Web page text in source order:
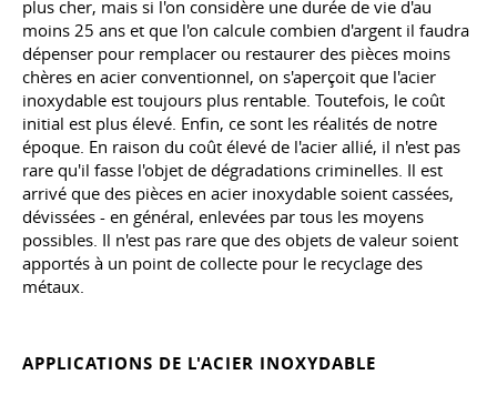
plus cher, mais si l'on considère une durée de vie d'au
moins 25 ans et que l'on calcule combien d'argent il faudra
dépenser pour remplacer ou restaurer des pièces moins
chères en acier conventionnel, on s'aperçoit que l'acier
inoxydable est toujours plus rentable. Toutefois, le coût
initial est plus élevé. Enfin, ce sont les réalités de notre
époque. En raison du coût élevé de l'acier allié, il n'est pas
rare qu'il fasse l'objet de dégradations criminelles. Il est
arrivé que des pièces en acier inoxydable soient cassées,
dévissées - en général, enlevées par tous les moyens
possibles. Il n'est pas rare que des objets de valeur soient
apportés à un point de collecte pour le recyclage des
métaux.
APPLICATIONS DE L'ACIER INOXYDABLE